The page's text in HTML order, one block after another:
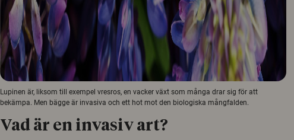
Lupinen är, liksom till exempel vresros, en vacker växt som många drar sig för att
bekämpa. Men bägge är invasiva och ett hot mot den biologiska mångfalden.
Vad är en invasiv art?